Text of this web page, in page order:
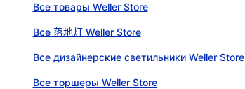
Все товары Weller Store
Все 落地灯 Weller Store
Все дизайнерские светильники Weller Store
Все торшеры Weller Store